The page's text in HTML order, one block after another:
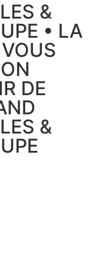
&
• LA
DE
&